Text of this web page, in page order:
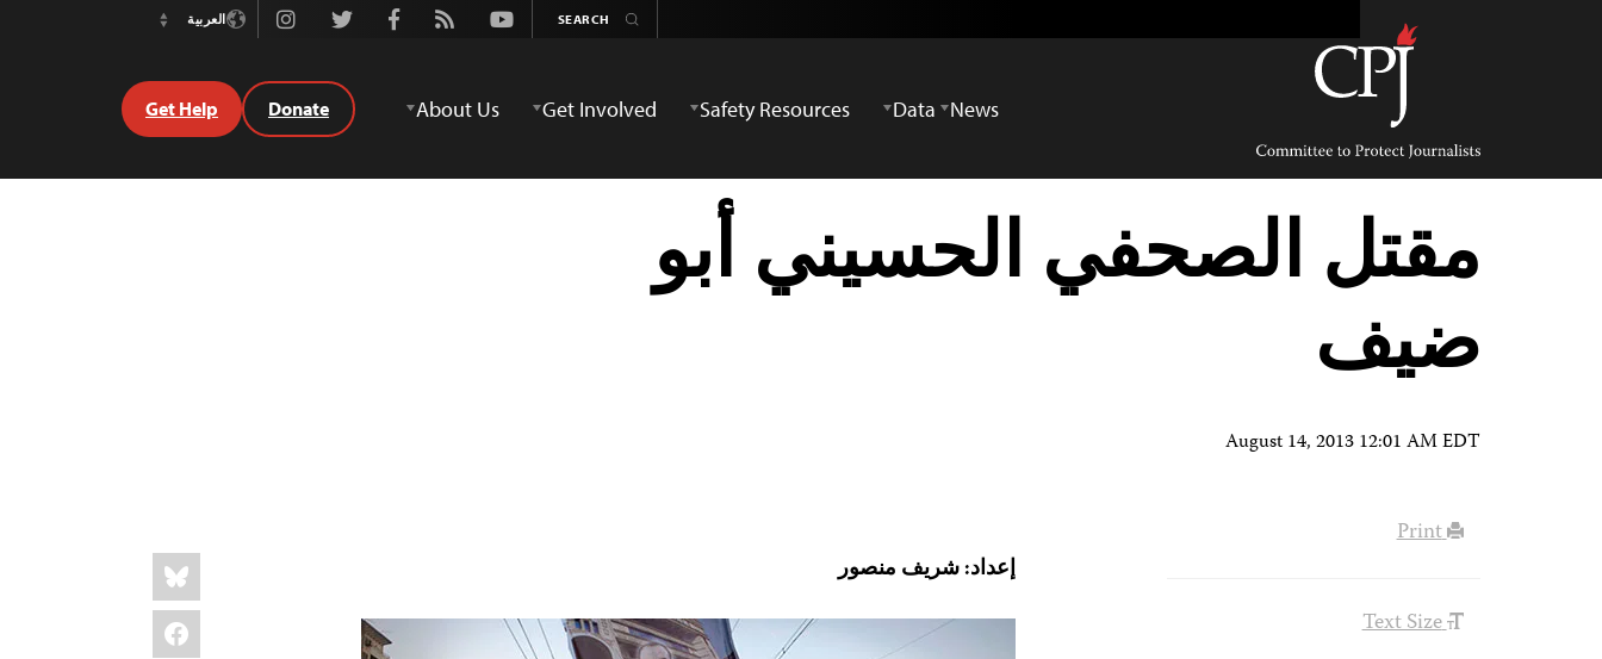
Committee
Protect
Journalists
Youtube
Rss
Facebook
Twitter
Instagramالعربية
Switch
News
Data
Safety Resources
Get Involved
About Us
Donate
Get Help
مقتل الصحفي الحسيني أبو
ضيف
August 14, 2013 12:01 AM EDT
Share
this:
Bluesky
Facebook
إعداد: شريف منصور
Print
Text Size